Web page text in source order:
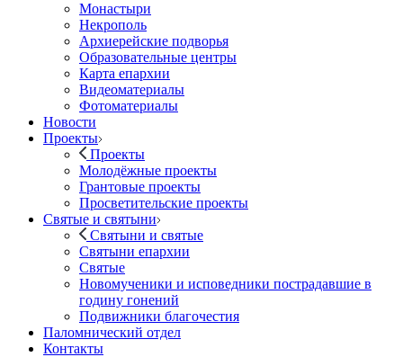
Монастыри
Некрополь
Архиерейские подворья
Образовательные центры
Карта епархии
Видеоматериалы
Фотоматериалы
Новости
Проекты
Проекты
Молодёжные проекты
Грантовые проекты
Просветительские проекты
Святые и святыни
Святыни и святые
Святыни епархии
Святые
Новомученики и исповедники пострадавшие в
годину гонений
Подвижники благочестия
Паломнический отдел
Контакты